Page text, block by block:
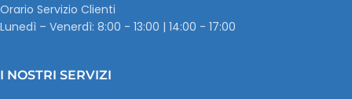
Orario Servizio Clienti
Lunedì – Venerdì: 8:00 - 13:00 | 14:00 - 17:00
I NOSTRI SERVIZI